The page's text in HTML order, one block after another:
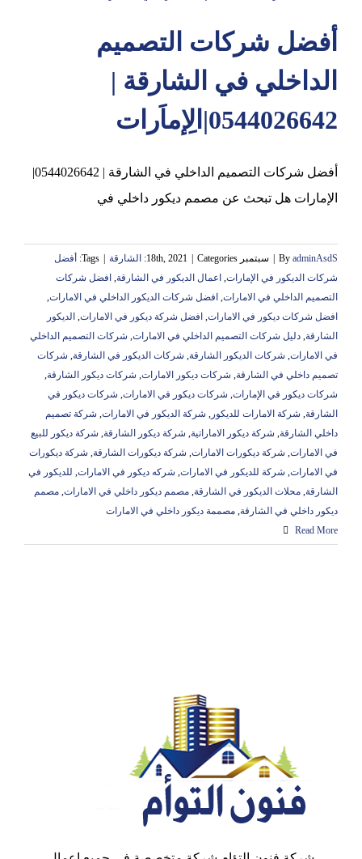
أفضل شركات التصميم
الداخلي في الشارقة |
0544026642|الِإماَرات
أفضل شركات التصميم الداخلي في الشارقة | 0544026642|
الإمارات هل تبحث عن مصمم ديكور داخلي في
By adminAsdS سبتمبر 18th, 2021 Categories: الشارقة Tags:
أفضل
شركات الديكور في الإمارات, اعمال الديكور في الشارقة, افضل شركات
التصميم الداخلي في الامارات, افضل شركات الديكور الداخلي في الامارات,
افضل شركات ديكور في الامارات, افضل شركة ديكور في الامارات, الديكور
الشارقة, دليل شركات التصميم الداخلي في الامارات, شركات التصميم الداخلي
في الامارات, شركات الديكور الشارقة, شركات الديكور في الشارقة, شركات
تصميم داخلي في الشارقة, شركات ديكور الامارات, شركات ديكور الشارقة,
شركات ديكور في الإمارات, شركات ديكور في الامارات, شركات ديكور في
الشارقة, شركة الامارات للديكور , شركة الديكور في الامارات, شركة تصميم
داخلي الشارقة, شركة ديكور الاماراتية, شركة ديكور الشارقة, شركة ديكور للبيع
في الامارات, شركة ديكورات الامارات, شركة ديكورات الشارقة, شركة ديكورات
في الامارات, شركة للديكور في الامارات, شركه ديكور في الامارات, للديكور في
الشارقة, محلات الديكور في الشارقة, مصمم ديكور داخلي في الامارات, مصمم
ديكور داخلي في الشارقة, مصممة ديكور داخلي في الامارات
Read More